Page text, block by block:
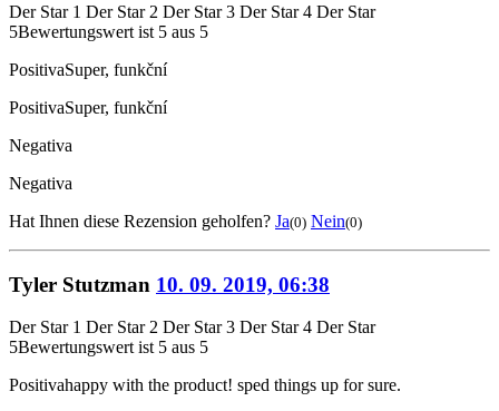
Der Star 1 Der Star 2 Der Star 3 Der Star 4 Der Star
5Bewertungswert ist 5 aus 5
PositivaSuper, funkční
PositivaSuper, funkční
Negativa
Negativa
Hat Ihnen diese Rezension geholfen? Ja(0) Nein(0)
Tyler Stutzman 10. 09. 2019, 06:38
Der Star 1 Der Star 2 Der Star 3 Der Star 4 Der Star
5Bewertungswert ist 5 aus 5
Positivahappy with the product! sped things up for sure.